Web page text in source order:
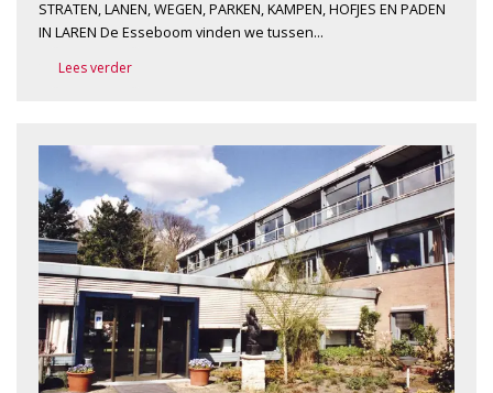
STRATEN, LANEN, WEGEN, PARKEN, KAMPEN, HOFJES EN PADEN
IN LAREN De Esseboom vinden we tussen…
Lees verder